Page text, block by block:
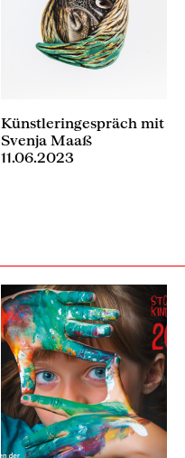
Künstleringespräch mit
Svenja Maaß
11.06.2023